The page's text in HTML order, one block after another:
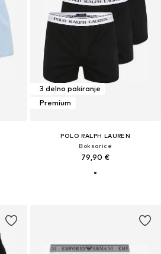
3 delno pakiranje
Premium
POLO RALPH LAUREN
Boksarice
79,90 €